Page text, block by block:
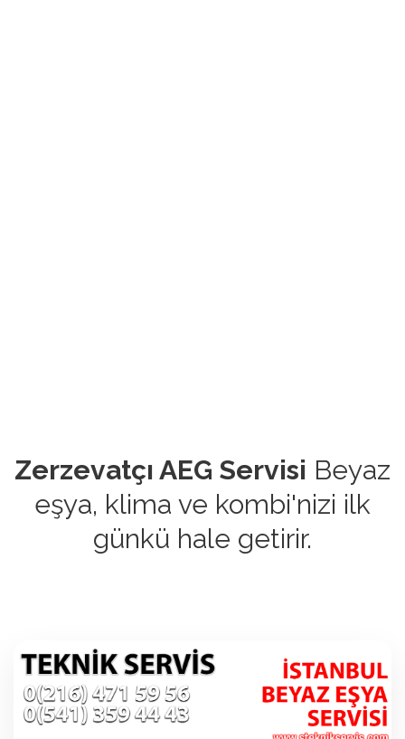
Zerzevatçı AEG Servisi Beyaz
eşya, klima ve kombi'nizi ilk
günkü hale getirir.